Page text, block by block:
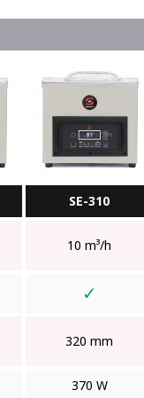
SE-310
10 m³/h
✓
320 mm
370 W